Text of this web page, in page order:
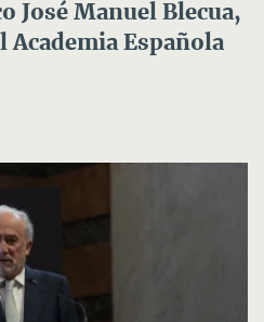
José Manuel Blecua,
Academia Española